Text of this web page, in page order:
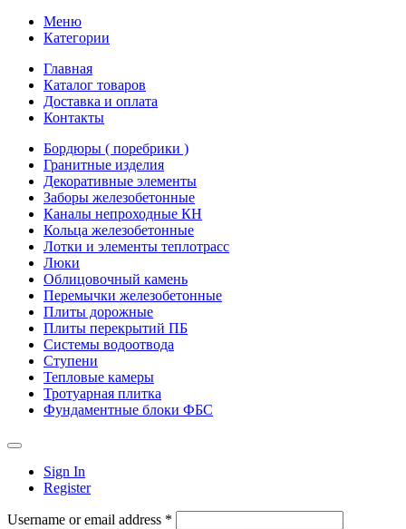
Меню
Категории
Главная
Каталог товаров
Доставка и оплата
Контакты
Бордюры ( поребрики )
Гранитные изделия
Декоративные элементы
Заборы железобетонные
Каналы непроходные КН
Кольца железобетонные
Лотки и элементы теплотрасс
Люки
Облицовочный камень
Перемычки железобетонные
Плиты дорожные
Плиты перекрытий ПБ
Системы водоотвода
Ступени
Тепловые камеры
Тротуарная плитка
Фундаментные блоки ФБС
Sign In
Register
Username or email address *